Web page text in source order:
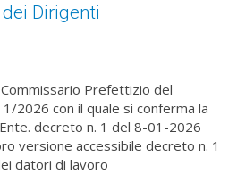
Dirigenti
Prefettizio del
2026 con il quale si conferma la
decreto n. 1 del 8-01-2026
versione accessibile decreto n. 1
datori di lavoro